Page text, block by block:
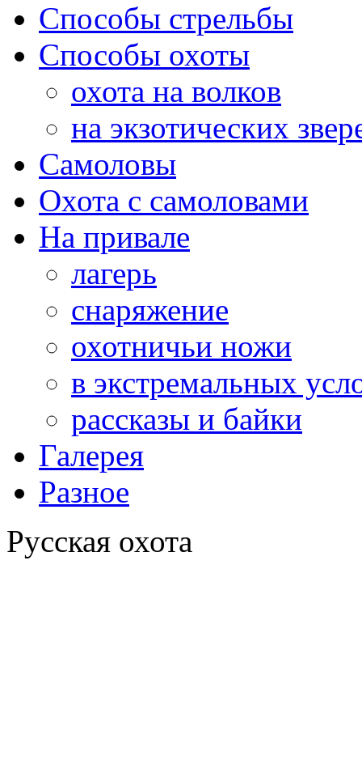
Способы стрельбы
Способы охоты
охота на волков
на экзотических
Самоловы
Охота с самоловами
На привале
лагерь
снаряжение
охотничьи ножи
в экстремальных
рассказы и байки
Галерея
Разное
Русская охота